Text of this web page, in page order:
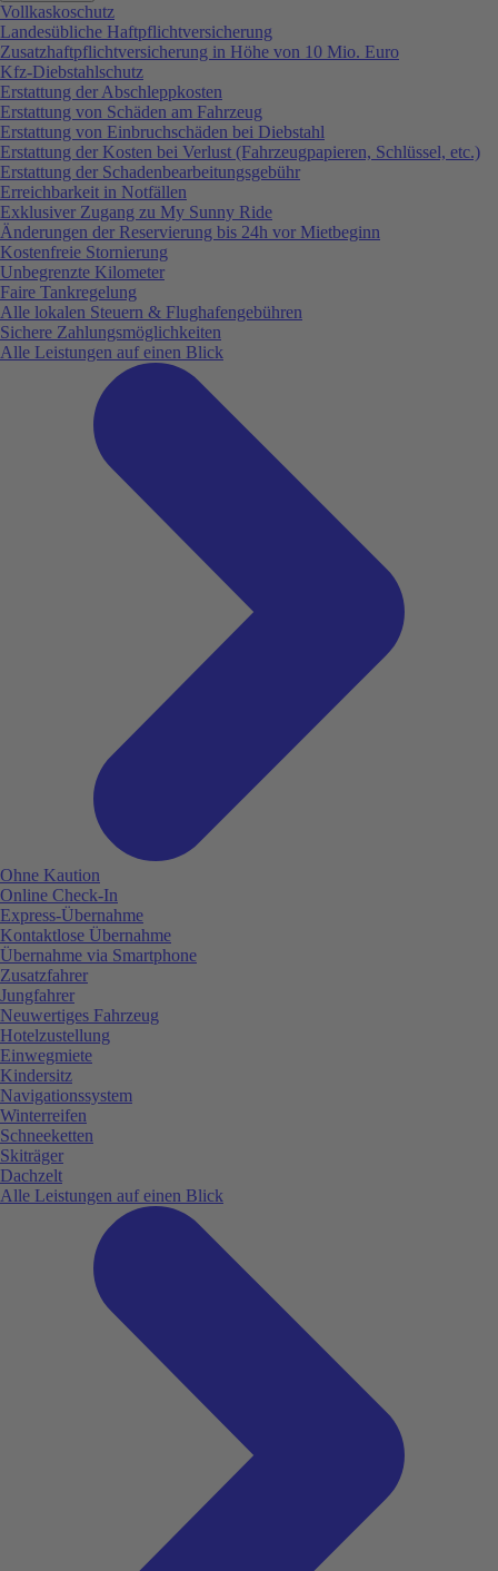
Vollkaskoschutz
Landesübliche Haftpflichtversicherung
Zusatzhaftpflichtversicherung in Höhe von 10 Mio. Euro
Kfz-Diebstahlschutz
Erstattung der Abschleppkosten
Erstattung von Schäden am Fahrzeug
Erstattung von Einbruchschäden bei Diebstahl
Erstattung der Kosten bei Verlust (Fahrzeugpapieren, Schlüssel, etc.)
Erstattung der Schadenbearbeitungsgebühr
Erreichbarkeit in Notfällen
Exklusiver Zugang zu My Sunny Ride
Änderungen der Reservierung bis 24h vor Mietbeginn
Kostenfreie Stornierung
Unbegrenzte Kilometer
Faire Tankregelung
Alle lokalen Steuern & Flughafengebühren
Sichere Zahlungsmöglichkeiten
Alle Leistungen auf einen Blick
Ohne Kaution
Online Check-In
Express-Übernahme
Kontaktlose Übernahme
Übernahme via Smartphone
Zusatzfahrer
Jungfahrer
Neuwertiges Fahrzeug
Hotelzustellung
Einwegmiete
Kindersitz
Navigationssystem
Winterreifen
Schneeketten
Skiträger
Dachzelt
Alle Leistungen auf einen Blick